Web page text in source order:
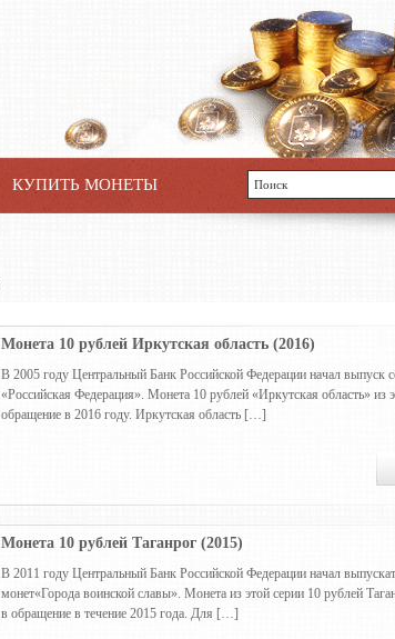
КУПИТЬ МОНЕТЫ
Монета 10 рублей Иркутская область (2016)
В 2005 году Центральный Банк Российской Федерации начал выпуск
«Российская Федерация». Монета 10 рублей «Иркутская область» из
обращение в 2016 году. Иркутская область […]
Монета 10 рублей Таганрог (2015)
В 2011 году Центральный Банк Российской Федерации начал
монет«Города воинской славы». Монета из этой серии 10 рублей
в обращение в течение 2015 года. Для […]